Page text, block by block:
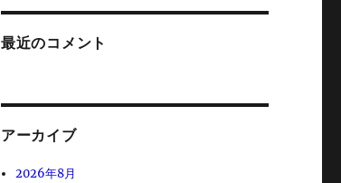
最近のコメント
アーカイブ
2026年8月